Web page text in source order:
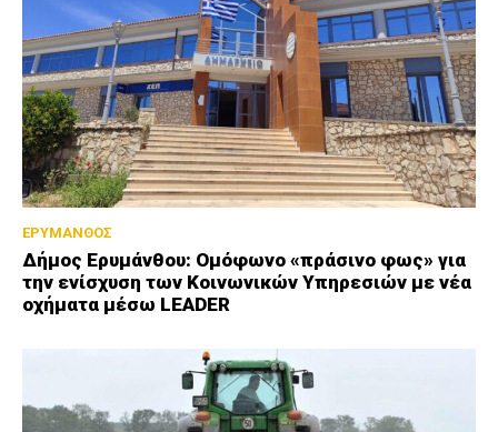
ΕΡΥΜΑΝΘΟΣ
Δήμος Ερυμάνθου: Ομόφωνο «πράσινο φως» για
την ενίσχυση των Κοινωνικών Υπηρεσιών με νέα
οχήματα μέσω LEADER